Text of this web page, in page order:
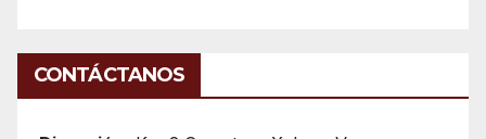
CONTÁCTANOS